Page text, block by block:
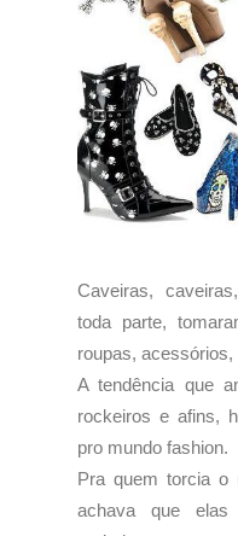
Caveiras,
toda parte,
roupas,
A tendência que
rockeiros e afins,
pro mundo fashion.
Pra quem torcia o
achava que